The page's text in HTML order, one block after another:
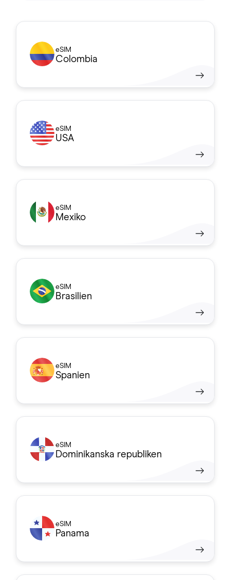
eSIM
Colombia
eSIM
USA
eSIM
Mexiko
eSIM
Brasilien
eSIM
Spanien
eSIM
Dominikanska republiken
eSIM
Panama